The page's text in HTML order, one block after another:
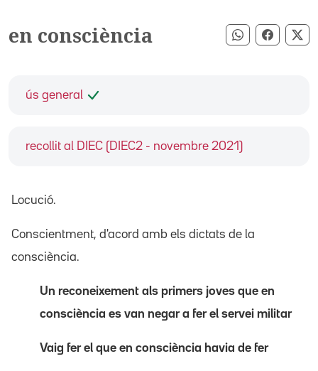
en consciència Compartir
ús general
recollit al DIEC (DIEC2 - novembre 2021)
Locució.
Conscientment, d'acord amb els dictats de la
consciència.
Un reconeixement als primers joves que en
consciència es van negar a fer el servei militar
Vaig fer el que en consciència havia de fer